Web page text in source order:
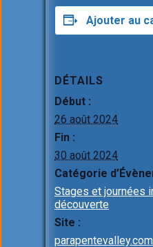
b
k
s
Ajouter au
DÉTAILS
Début :
26 août 2024
Fin :
30 août 2024
Catégorie
Stages et journées
découverte
Site :
parapentevalley.com